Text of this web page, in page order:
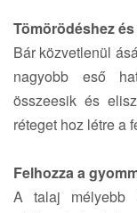
Tömörödéshez
Bár közvetlenül
nagyobb eső
összeesik és
réteget hoz létre a
Felhozza a
A talaj mélyebb